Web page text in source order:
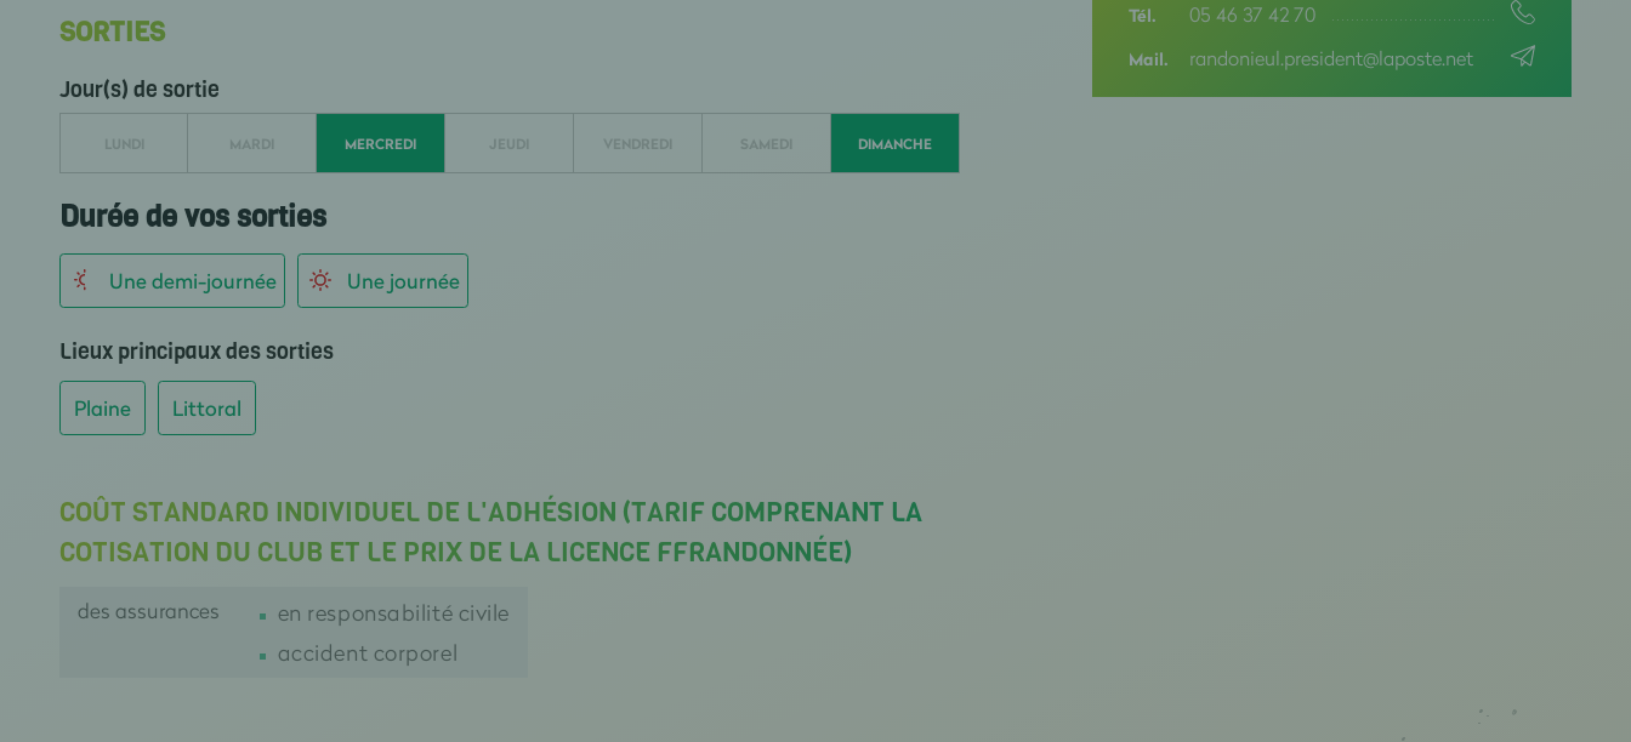
SORTIES
Jour(s) de sortie
LUNDI MARDI MERCREDI JEUDI VENDREDI SAMEDI DIMANCHE
Durée de vos sorties
Une demi-journée Une journée
Lieux principaux des sorties
Plaine Littoral
COÛT STANDARD INDIVIDUEL DE L'ADHÉSION (TARIF COMPRENANT LA
COTISATION DU CLUB ET LE PRIX DE LA LICENCE FFRANDONNÉE)
des assurances
en responsabilité civile
accident corporel
Tél. 05 46 37 42 70
Mail. randonieul.president@laposte.net